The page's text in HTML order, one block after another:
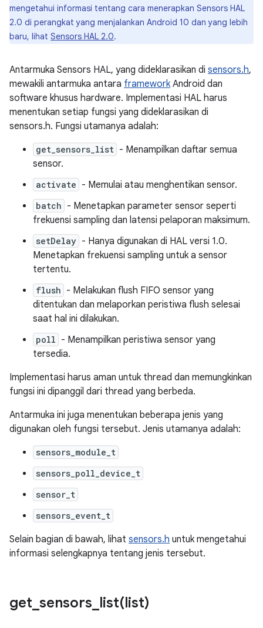
mengetahui informasi tentang cara menerapkan Sensors HAL
2.0 di perangkat yang menjalankan Android 10 dan yang lebih
baru, lihat Sensors HAL 2.0.
Antarmuka Sensors HAL, yang dideklarasikan di sensors.h,
mewakili antarmuka antara frameworkAndroid dan
software khusus hardware. Implementasi HAL harus
menentukan setiap fungsi yang dideklarasikan di
sensors.h. Fungsi utamanya adalah:
get_sensors_list - Menampilkan daftar semua
sensor.
activate - Memulai atau menghentikan sensor.
batch - Menetapkan parameter sensor seperti
frekuensi sampling dan latensi pelaporan maksimum.
setDelay - Hanya digunakan di HAL versi 1.0.
Menetapkan frekuensi sampling untuk a sensor
tertentu.
flush - Melakukan flush FIFO sensor yang
ditentukan dan melaporkan peristiwa flush selesai
saat hal ini dilakukan.
poll - Menampilkan peristiwa sensor yang
tersedia.
Implementasi harus aman untuk thread dan memungkinkan
fungsi ini dipanggil dari thread yang berbeda.
Antarmuka ini juga menentukan beberapa jenis yang
digunakan oleh fungsi tersebut. Jenis utamanya adalah:
sensors_module_t
sensors_poll_device_t
sensor_t
sensors_event_t
Selain bagian di bawah, lihat sensors.h untuk mengetahui
informasi selengkapnya tentang jenis tersebut.
get_sensors_list(list)